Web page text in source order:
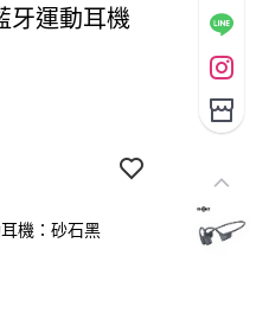
牙運動耳機
機：砂石黑